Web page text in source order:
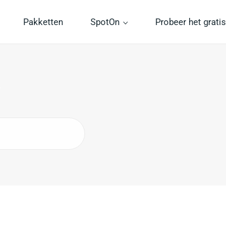
Pakketten SpotOn Probeer het gratis